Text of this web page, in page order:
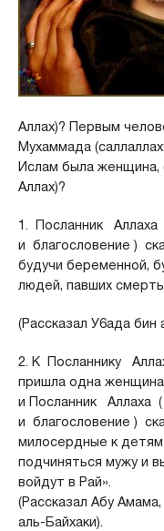
Аллах)? Первым
Мухаммада
Ислам была
Аллах)?
1. Посланник
и благословение )
будучи беременной,
людей, павших
(Рассказал У6ада
2. К Посланнику
пришла одна
и Посланник Аллаха
и благословение )
милосердные к
подчиняться мужу и
войдут в Рай».
(Рассказал Абу
аль-Байхаки).